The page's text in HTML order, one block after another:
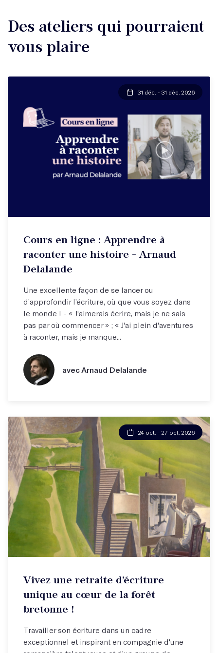
Des ateliers qui pourraient
vous plaire
31 déc. - 31 déc. 2026
Cours en ligne : Apprendre à
raconter une histoire - Arnaud
Delalande
Une excellente façon de se lancer ou
d’approfondir l’écriture, où que vous soyez dans
le monde ! - « J'aimerais écrire, mais je ne sais
pas par où commencer » ; « J'ai plein d'aventures
à raconter, mais je manque...
avec Arnaud Delalande
24 oct. - 27 oct. 2026
Vivez une retraite d’écriture
unique au cœur de la forêt
bretonne !
Travailler son écriture dans un cadre
exceptionnel et inspirant en compagnie d'une